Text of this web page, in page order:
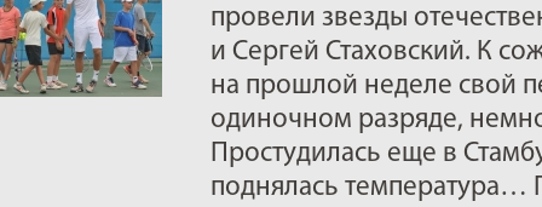
провели звезды
и Сергей Стаховский. К
на прошлой неделе свой
одиночном разряде,
Простудилась еще в
поднялась температура…